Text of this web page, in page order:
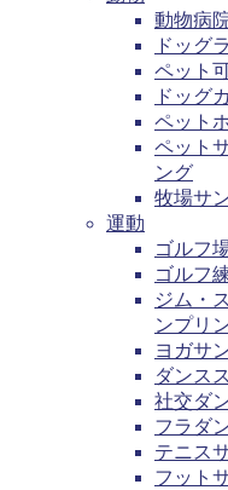
動物病
ドッグ
ペット
ドッグ
ペット
ペット
ング
牧場サ
運動
ゴルフ
ゴルフ
ジム・
ンプリ
ヨガサ
ダンス
社交ダ
フラダ
テニス
フット